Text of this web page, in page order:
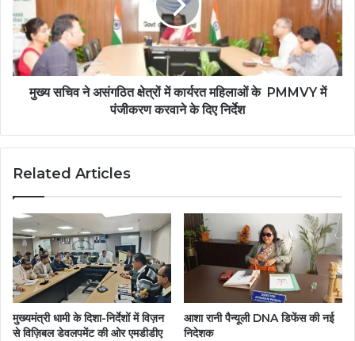
मुख्य सचिव ने असंगठित क्षेत्रों में कार्यरत महिलाओं के PMMVY में
पंजीकरण करवाने के दिए निर्देश
Related Articles
मुख्यमंत्री धामी के दिशा-निर्देशों में विज़न
से विज़िबल डेवलपमेंट की ओर एमडीडीए
आशा रानी पैन्यूली DNA डिफेंस की नई
निदेशक